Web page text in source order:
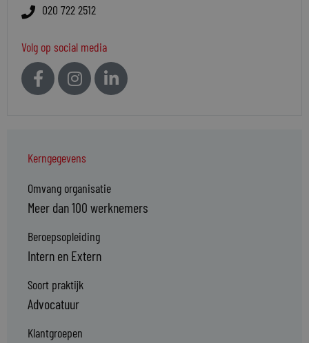
020 722 2512
Volg op social media
Kerngegevens
Omvang organisatie
Meer dan 100 werknemers
Beroepsopleiding
Intern en Extern
Soort praktijk
Advocatuur
Klantgroepen